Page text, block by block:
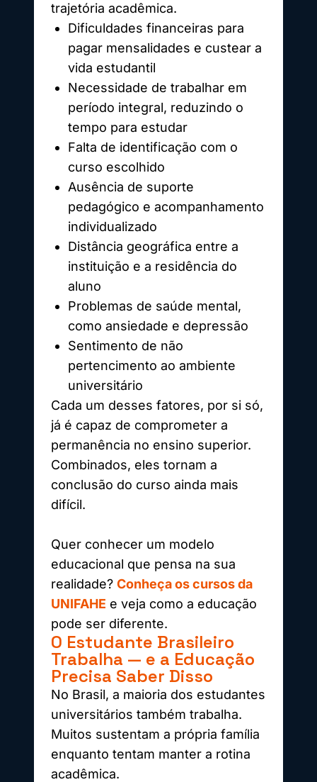
trajetória acadêmica.
Dificuldades financeiras para
pagar mensalidades e custear a
vida estudantil
Necessidade de trabalhar em
período integral, reduzindo o
tempo para estudar
Falta de identificação com o
curso escolhido
Ausência de suporte
pedagógico e acompanhamento
individualizado
Distância geográfica entre a
instituição e a residência do
aluno
Problemas de saúde mental,
como ansiedade e depressão
Sentimento de não
pertencimento ao ambiente
universitário
Cada um desses fatores, por si só,
já é capaz de comprometer a
permanência no ensino superior.
Combinados, eles tornam a
conclusão do curso ainda mais
difícil.
Quer conhecer um modelo
educacional que pensa na sua
realidade? Conheça os cursos da
UNIFAHE e veja como a educação
pode ser diferente.
O Estudante Brasileiro
Trabalha — e a Educação
Precisa Saber Disso
No Brasil, a maioria dos estudantes
universitários também trabalha.
Muitos sustentam a própria família
enquanto tentam manter a rotina
acadêmica.